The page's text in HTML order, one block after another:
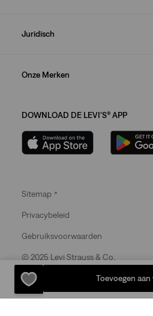
Toevoegen
Juridisch
Onze Merken
DOWNLOAD DE LEVI'S® APP
Sitemap
Privacybeleid
Gebruiksvoorwaarden
© 2025 Levi Strauss & Co.
Levi Strauss & Co Europe BV.
Square du Bastion 1A,1050 Ixelles, Belgium